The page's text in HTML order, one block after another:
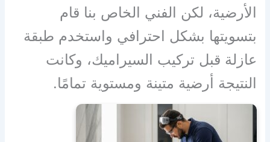
الأرضية، لكن الفني الخاص بنا قام
بتسويتها بشكل احترافي واستخدم طبقة
عازلة قبل تركيب السيراميك، وكانت
النتيجة أرضية متينة ومستوية تمامًا.